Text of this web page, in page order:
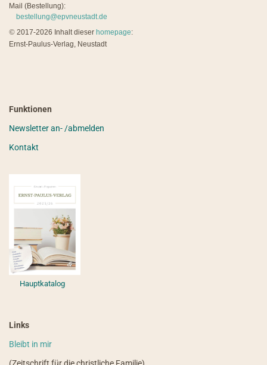
Mail (Bestellung):
bestellung@epvneustadt.de
© 2017-2026 Inhalt dieser homepage:
Ernst-Paulus-Verlag, Neustadt
Funktionen
Newsletter an- /abmelden
Kontakt
Hauptkatalog
Links
Bleibt in mir